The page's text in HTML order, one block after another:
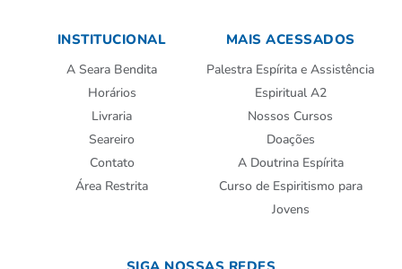
INSTITUCIONAL
A Seara Bendita
Horários
Livraria
Seareiro
Contato
Área Restrita
MAIS ACESSADOS
Palestra Espírita e Assistência
Espiritual A2
Nossos Cursos
Doações
A Doutrina Espírita
Curso de Espiritismo para
Jovens